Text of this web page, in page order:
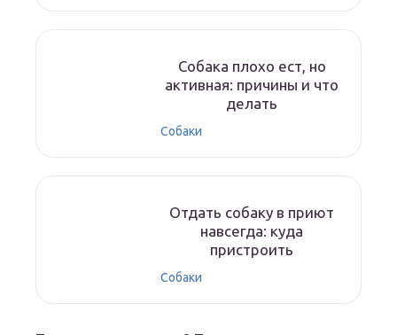
Собака плохо ест, но
активная: причины и что
делать
Собаки
Отдать собаку в приют
навсегда: куда
пристроить
Собаки